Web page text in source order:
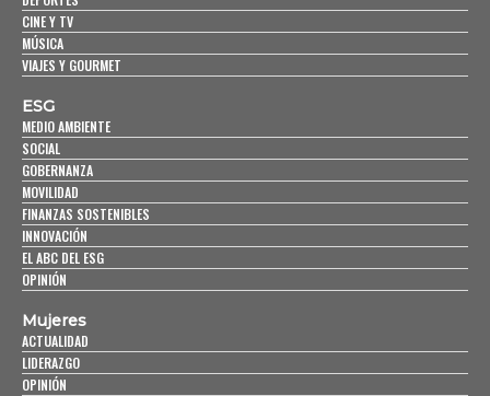
CINE Y TV
MÚSICA
VIAJES Y GOURMET
ESG
MEDIO AMBIENTE
SOCIAL
GOBERNANZA
MOVILIDAD
FINANZAS SOSTENIBLES
INNOVACIÓN
EL ABC DEL ESG
OPINIÓN
Mujeres
ACTUALIDAD
LIDERAZGO
OPINIÓN